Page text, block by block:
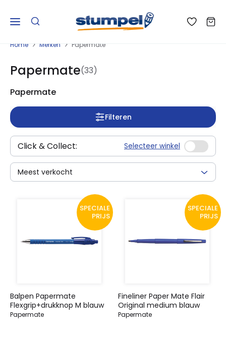
Home Merken Papermate
Papermate(33)
Papermate
Filteren
Click & Collect: Selecteer winkel
Meest verkocht
SPECIALE
PRIJS
Balpen Papermate
Flexgrip+drukknop M blauw
Papermate
SPECIALE
PRIJS
Fineliner Paper Mate Flair
Original medium blauw
Papermate